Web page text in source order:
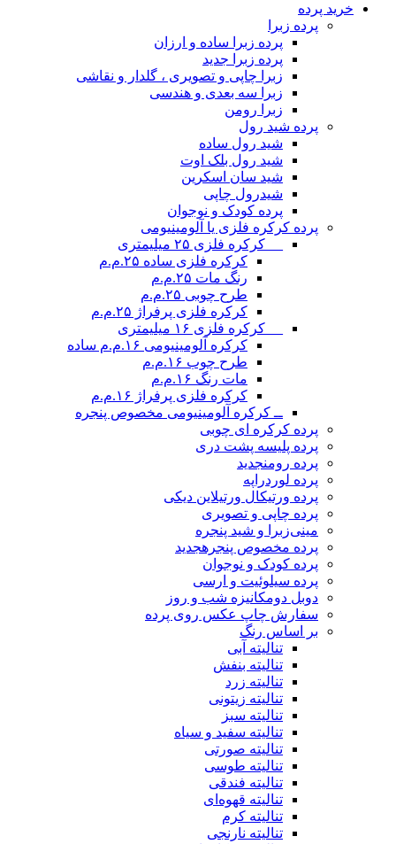
خرید پرده
پرده زبرا
پرده زبرا ساده و ارزان
پرده زبرا جدید
زبرا چاپی و تصویری ، گلدار و نقاشی
زبرا سه بعدی و هندسی
زبرا رومن
پرده شید رول
شید رول ساده
شید رول بلک اوت
شید سان اسکرین
شیدرول چاپی
پرده کودک و نوجوان
پرده کرکره فلزی یا آلومینیومی
__ کرکره فلزی ۲۵ میلیمتری
کرکره فلزی ساده ۲۵.م.م
رنگ مات ۲۵.م.م
طرح چوبی ۲۵.م.م
کرکره فلزی پرفراژ ۲۵.م.م
__ کرکره فلزی ۱۶ میلیمتری
کرکره آلومینیومی ۱۶.م.م ساده
طرح چوب ۱۶.م.م
مات رنگ ۱۶.م.م
کرکره فلزی پرفراژ ۱۶.م.م
ــ کرکره آلومینیومی مخصوص پنجره
پرده کرکره ای چوبی
پرده پلیسه پشت دری
پرده رومنجدید
پرده لوردراپه
پرده ورتیکال ورتیلاین دیکی
پرده چاپی و تصویری
مینی‌زبرا و شید پنجره
پرده مخصوص پنجره جدید
پرده کودک و نوجوان
پرده سیلوئیت و ارسی
دوبل دومکانیزه شب و روز
سفارش چاپ عکس روی پرده
بر اساس رنگ
تنالیته آبی
تنالیته بنفش
تنالیته زرد
تنالیته زیتونی
تنالیته سبز
تنالیته سفید و سیاه
تنالیته صورتی
تنالیته طوسی
تنالیته فندقی
تنالیته قهوه‌ای
تنالیته کرم
تنالیته نارنجی